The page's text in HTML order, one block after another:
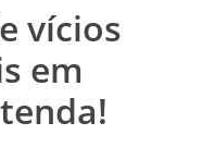
vícios
em